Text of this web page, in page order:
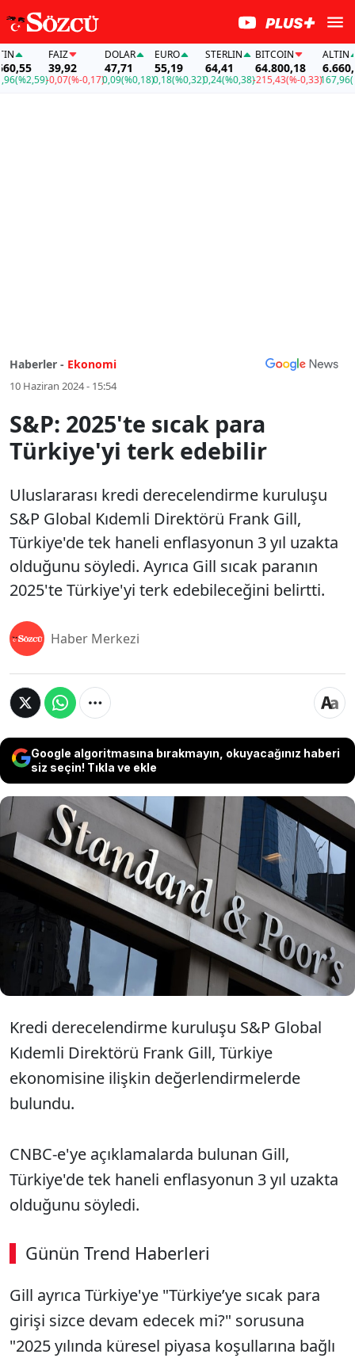
FAİZ
39,92
-0,07(%-0,17)
DOLAR
47,71
0,09(%0,18)
EURO
55,19
0,18(%0,32)
STERLIN
64,41
0,24(%0,38)
BITCOIN
64.800,18
-215,43(%-0,33)
ALTIN
6.660,55
167,96(%2,59)
Haberler - Ekonomi
10 Haziran 2024 - 15:54
S&P: 2025'te sıcak para
Türkiye'yi terk edebilir
Uluslararası kredi derecelendirme kuruluşu
S&P Global Kıdemli Direktörü Frank Gill,
Türkiye'de tek haneli enflasyonun 3 yıl uzakta
olduğunu söyledi. Ayrıca Gill sıcak paranın
2025'te Türkiye'yi terk edebileceğini belirtti.
Haber Merkezi
Google algoritmasına bırakmayın, okuyacağınız haberi
siz seçin! Tıkla ve ekle
Uluslararası kredi derecelendirme kuruluşu
S&P Global Kıdemli Direktörü Frank Gill,
Türkiye'de tek haneli enflasyonun 3 yıl uzakta
olduğunu söyledi. Ayrıca Gill sıcak paranın
2025'te Türkiye'yi terk edebileceğini belirtti.
Kredi derecelendirme kuruluşu S&P Global
Kıdemli Direktörü Frank Gill, Türkiye
ekonomisine ilişkin değerlendirmelerde
bulundu.
CNBC-e'ye açıklamalarda bulunan Gill,
Türkiye'de tek haneli enflasyonun 3 yıl uzakta
olduğunu söyledi.
Günün Trend Haberleri
00:04 / 08:06
Sesi Aç
Gill ayrıca Türkiye'ye "Türkiye’ye sıcak para
girişi sizce devam edecek mi?" sorusuna
"2025 yılında küresel piyasa koşullarına bağlı